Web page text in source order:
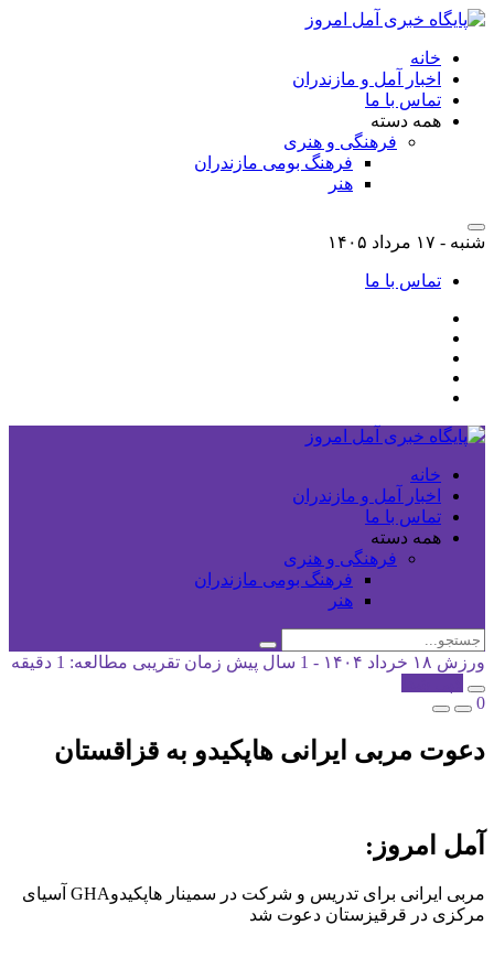
خانه
اخبار آمل و مازندران
تماس با ما
همه دسته
فرهنگی و هنری
فرهنگ بومی مازندران
هنر
شنبه - ۱۷ مرداد ۱۴۰۵
تماس با ما
خانه
اخبار آمل و مازندران
تماس با ما
همه دسته
فرهنگی و هنری
فرهنگ بومی مازندران
هنر
ورزش ۱۸ خرداد ۱۴۰۴ - 1 سال پیش
زمان تقریبی مطالعه: 1 دقیقه
0
دعوت مربی ایرانی هاپکیدو به قزاقستان
آمل امروز:
مربی ایرانی برای تدریس و شرکت در سمینار هاپکیدوGHA آسیای
مرکزی در قرقیزستان دعوت شد